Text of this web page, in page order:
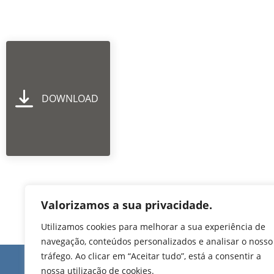
Valorizamos a sua privacidade.
Utilizamos cookies para melhorar a sua experiência de
navegação, conteúdos personalizados e analisar o nosso
tráfego. Ao clicar em “Aceitar tudo”, está a consentir a
nossa utilização de cookies.
DOWNLOAD
Edifício de Jovim